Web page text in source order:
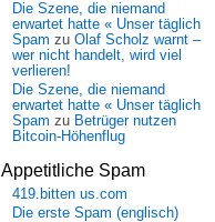
Die Szene, die niemand
erwartet hatte « Unser täglich
Spam zu Olaf Scholz warnt –
wer nicht handelt, wird viel
verlieren!
Die Szene, die niemand
erwartet hatte « Unser täglich
Spam zu Betrüger nutzen
Bitcoin-Höhenflug
Appetitliche Spam
419.bitten us.com
Die erste Spam (englisch)